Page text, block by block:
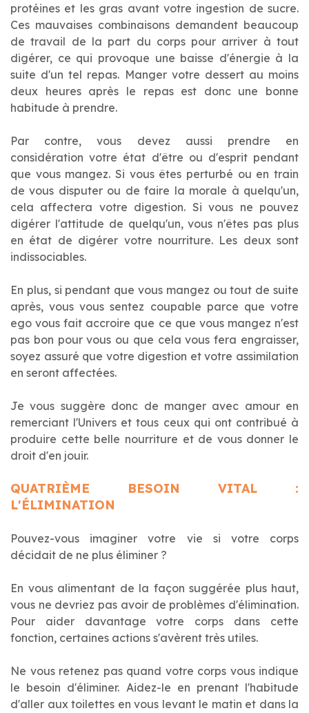
protéines et les gras avant votre ingestion de sucre.
Ces mauvaises combinaisons demandent beaucoup
de travail de la part du corps pour arriver à tout
digérer, ce qui provoque une baisse d'énergie à la
suite d'un tel repas. Manger votre dessert au moins
deux heures après le repas est donc une bonne
habitude à prendre.
Par contre, vous devez aussi prendre en
considération votre état d'être ou d'esprit pendant
que vous mangez. Si vous êtes perturbé ou en train
de vous disputer ou de faire la morale à quelqu'un,
cela affectera votre digestion. Si vous ne pouvez
digérer l'attitude de quelqu'un, vous n'êtes pas plus
en état de digérer votre nourriture. Les deux sont
indissociables.
En plus, si pendant que vous mangez ou tout de suite
après, vous vous sentez coupable parce que votre
ego vous fait accroire que ce que vous mangez n'est
pas bon pour vous ou que cela vous fera engraisser,
soyez assuré que votre digestion et votre assimilation
en seront affectées.
Je vous suggère donc de manger avec amour en
remerciant l'Univers et tous ceux qui ont contribué à
produire cette belle nourriture et de vous donner le
droit d'en jouir.
QUATRIÈME BESOIN VITAL :
L'ÉLIMINATION
Pouvez-vous imaginer votre vie si votre corps
décidait de ne plus éliminer ?
En vous alimentant de la façon suggérée plus haut,
vous ne devriez pas avoir de problèmes d'élimination.
Pour aider davantage votre corps dans cette
fonction, certaines actions s'avèrent très utiles.
Ne vous retenez pas quand votre corps vous indique
le besoin d'éliminer. Aidez-le en prenant l'habitude
d'aller aux toilettes en vous levant le matin et dans la